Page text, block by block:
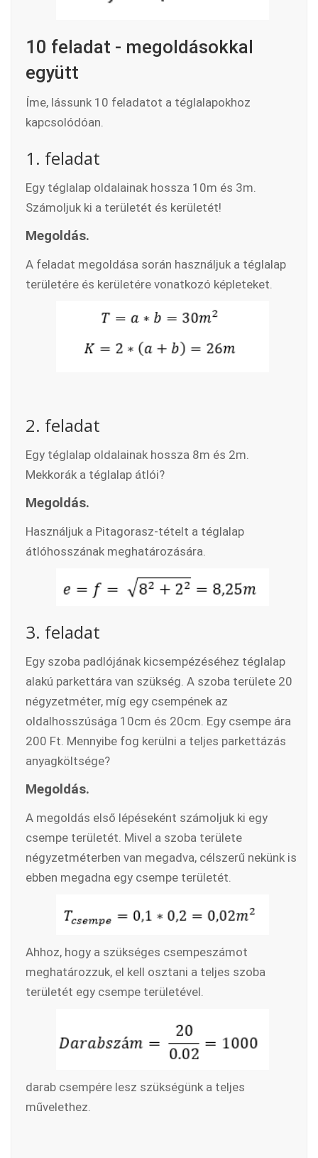
10 feladat - megoldásokkal
együtt
Íme, lássunk 10 feladatot a téglalapokhoz
kapcsolódóan.
1. feladat
Egy téglalap oldalainak hossza 10m és 3m.
Számoljuk ki a területét és kerületét!
Megoldás.
A feladat megoldása során használjuk a téglalap
területére és kerületére vonatkozó képleteket.
2. feladat
Egy téglalap oldalainak hossza 8m és 2m.
Mekkorák a téglalap átlói?
Megoldás.
Használjuk a Pitagorasz-tételt a téglalap
átlóhosszának meghatározására.
3. feladat
Egy szoba padlójának kicsempézéséhez téglalap
alakú parkettára van szükség. A szoba területe 20
négyzetméter, míg egy csempének az
oldalhosszúsága 10cm és 20cm. Egy csempe ára
200 Ft. Mennyibe fog kerülni a teljes parkettázás
anyagköltsége?
Megoldás.
A megoldás első lépéseként számoljuk ki egy
csempe területét. Mivel a szoba területe
négyzetméterben van megadva, célszerű nekünk is
ebben megadna egy csempe területét.
Ahhoz, hogy a szükséges csempeszámot
meghatározzuk, el kell osztani a teljes szoba
területét egy csempe területével.
darab csempére lesz szükségünk a teljes
művelethez.